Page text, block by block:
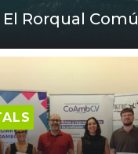
Rorqual Comú